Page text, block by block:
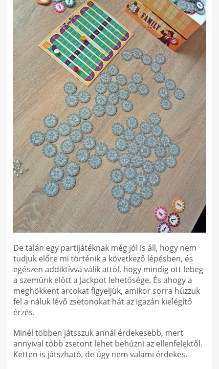
De talán egy partijátéknak még jól is áll, hogy nem
tudjuk előre mi történik a következő lépésben, és
egészen addiktívvá válik attól, hogy mindig ott lebeg
a szemünk előtt a Jackpot lehetősége. És ahogy a
meghökkent arcokat figyeljük, amikor sorra húzzuk
fel a náluk lévő zsetonokat hát az igazán kielégítő
érzés.
Minél többen játsszuk annál érdekesebb, mert
annyival több zsetont lehet behúzni az ellenfelektől.
Ketten is játszható, de úgy nem valami érdekes.